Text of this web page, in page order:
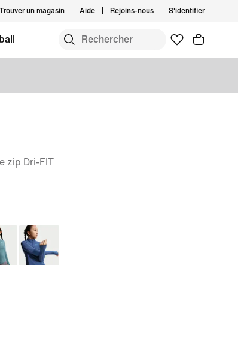
Trouver un magasin Aide Rejoins-nous S'identifier
zip Dri-FIT